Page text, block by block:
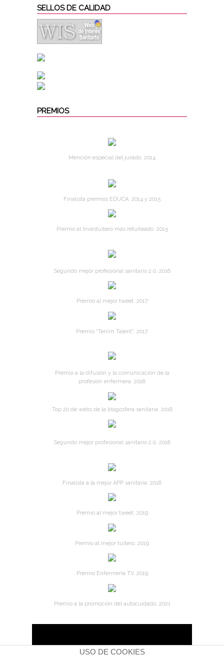
SELLOS DE CALIDAD
PREMIOS
Mención especial del jurado. 2014
Finalista premios EDUCA. 2014 y 2015
Premio al Investuitero más retuiteado. 2015
Segundo mejor profesional sanitario 2.0. 2016
Premio al mejor tweet. 2017
Premio "Tenim Talent". 2017
Premio a la difusión y la comunicación de la
profesión enfermera. 2018
Top 20 de webs de la blogosfera sanitaria. 2018
Segundo mejor profesional sanitario 2.0. 2018
Finalista a la mejor APP sanitaria. 2018
Premio al mejor tweet. 2019
Premio al mejor tuitero. 2019
Premio Enfermería TV. 2019
Premio a la promoción del autocuidado. 2021
ENFERMERÍA BLOG © | LICENCIA CON CREATIVE
USO DE COOKIES